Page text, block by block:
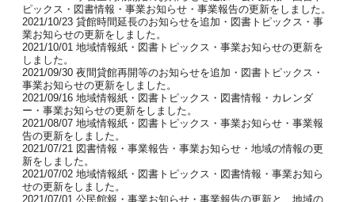
ピックス・図書情報・事業お知らせ・事業報告の更新をしました。
2021/10/23 貸館時間延長のお知らせを追加・図書トピックス・事
業お知らせの更新をしました。
2021/10/01 地域情報紙・図書トピックス・事業お知らせの更新を
しました。
2021/09/30 夜間貸館再開等のお知らせを追加・図書トピックス・
事業お知らせの更新をしました。
2021/09/16 地域情報紙・図書トピックス・図書情報・カレンダ
ー・事業お知らせの更新をしました。
2021/08/07 地域情報紙・図書トピックス・事業お知らせ・事業報
告の更新をしました。
2021/07/21 図書情報・事業報告・事業お知らせ・地域の情報の更
新をしました。
2021/07/02 地域情報紙・図書トピックス・図書情報・事業お知ら
せの更新をしました。
2021/07/01 公民館報・事業お知らせ・事業報告の更新と、地域の